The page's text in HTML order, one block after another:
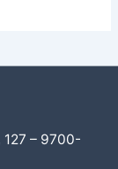
127 – 9700-